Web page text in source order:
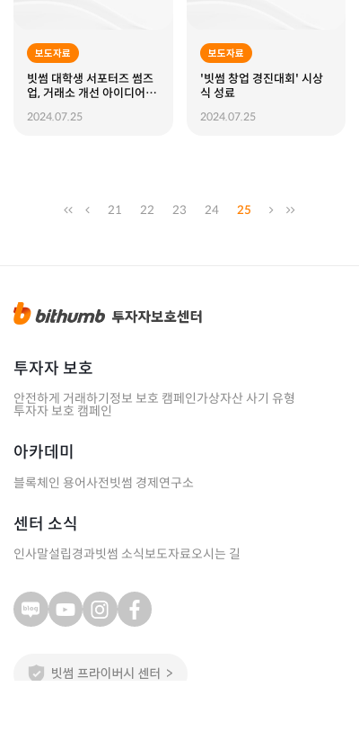
보도자료
빗썸 대학생 서포터즈 썸즈
업, 거래소 개선 아이디어 발
2024.07.25
보도자료
'빗썸 창업 경진대회' 시상
식 성료
2024.07.25
21 22 23 24 25
투자자 보호
안전하게 거래하기 정보 보호 캠페인가상자산 사기 유형
투자자 보호 캠페인
아카데미
블록체인 용어사전빗썸 경제연구소
센터 소식
인사말설립경과빗썸 소식보도자료오시는 길